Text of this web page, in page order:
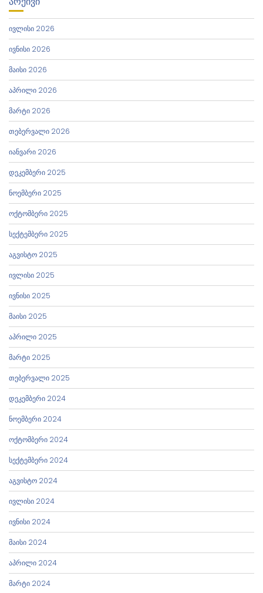
ივლისი 2026
ივნისი 2026
მაისი 2026
აპრილი 2026
მარტი 2026
თებერვალი 2026
იანვარი 2026
დეკემბერი 2025
ნოემბერი 2025
ოქტომბერი 2025
სექტემბერი 2025
აგვისტო 2025
ივლისი 2025
ივნისი 2025
მაისი 2025
აპრილი 2025
მარტი 2025
თებერვალი 2025
დეკემბერი 2024
ნოემბერი 2024
ოქტომბერი 2024
სექტემბერი 2024
აგვისტო 2024
ივლისი 2024
ივნისი 2024
მაისი 2024
აპრილი 2024
მარტი 2024